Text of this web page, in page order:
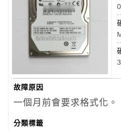
故障原因
一個月前會要求格式化。
分類標籤